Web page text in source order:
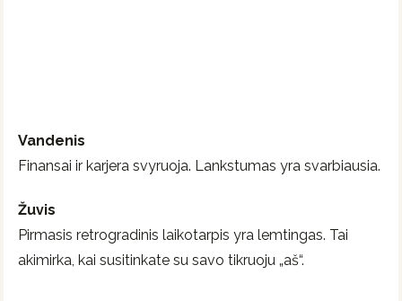
Vandenis
Finansai ir karjera svyruoja. Lankstumas yra svarbiausia.
Žuvis
Pirmasis retrogradinis laikotarpis yra lemtingas. Tai
akimirka, kai susitinkate su savo tikruoju „aš“.